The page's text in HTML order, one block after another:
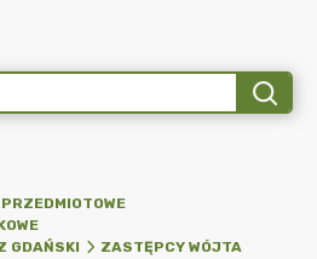
GDAŃSKI
ZASTĘPCY WÓJTA